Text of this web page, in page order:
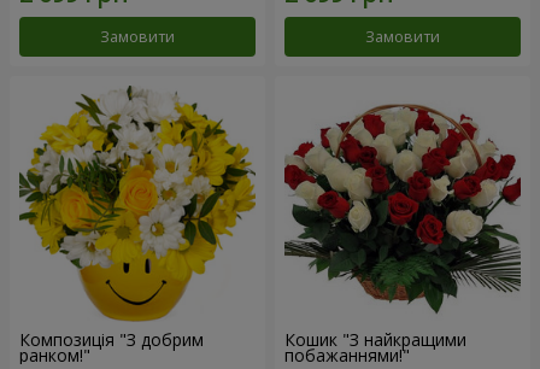
Замовити Замовити
Композиція "З добрим
ранком!"
Кошик "З найкращими
побажаннями!"